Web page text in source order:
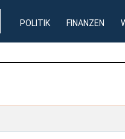
POLITIK FINANZEN